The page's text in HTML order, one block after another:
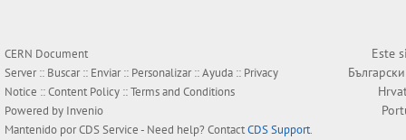
CERN Document
Server :: Buscar:: Enviar:: Personalizar::Ayuda :: Privacy
Notice ::Content Policy ::Terms and Conditions
Powered by Invenio
Mantenido porCDS Service- Need help? ContactCDS Support.
Este
Български